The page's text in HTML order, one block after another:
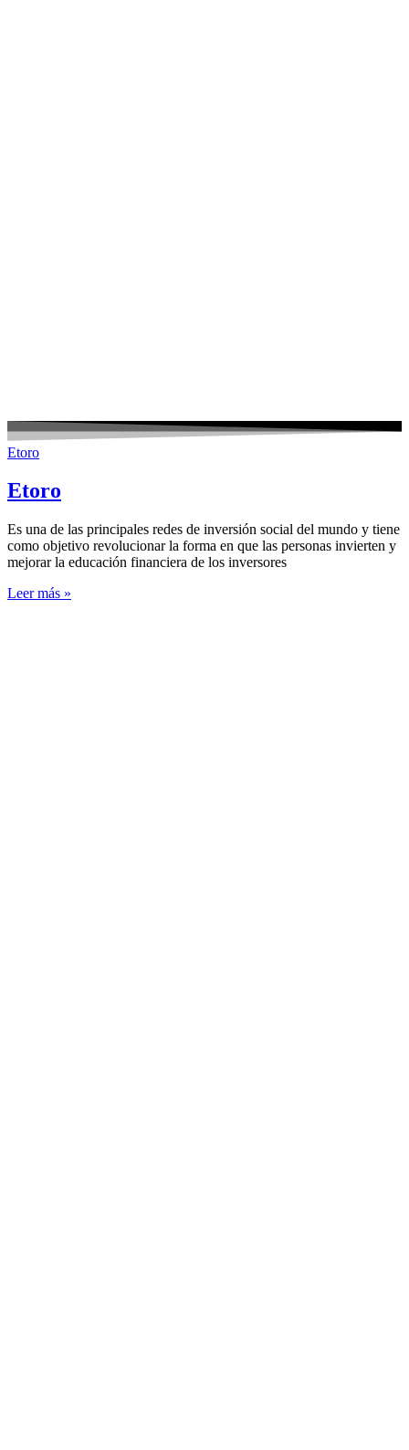
Etoro
Etoro
Es una de las principales redes de inversión social del mundo y tiene
como objetivo revolucionar la forma en que las personas invierten y
mejorar la educación financiera de los inversores
Leer más »